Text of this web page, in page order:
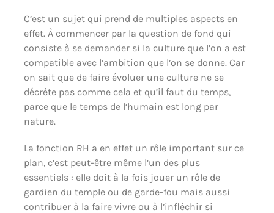
C’est un sujet qui prend de multiples aspects en
effet. À commencer par la question de fond qui
consiste à se demander si la culture que l’on a est
compatible avec l’ambition que l’on se donne. Car
on sait que de faire évoluer une culture ne se
décrète pas comme cela et qu’il faut du temps,
parce que le temps de l’humain est long par
nature.
La fonction RH a en effet un rôle important sur ce
plan, c’est peut-être même l’un des plus
essentiels : elle doit à la fois jouer un rôle de
gardien du temple ou de garde-fou mais aussi
contribuer à la faire vivre ou à l’infléchir si